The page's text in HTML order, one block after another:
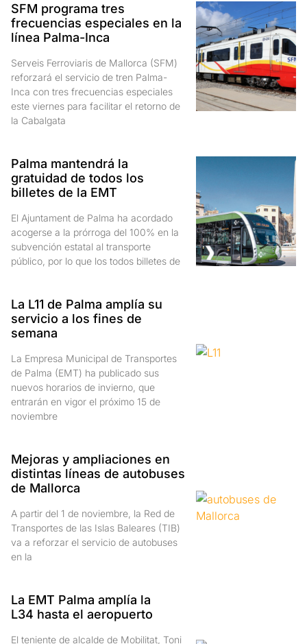
SFM programa tres
frecuencias especiales en la
línea Palma-Inca
Serveis Ferroviaris de Mallorca (SFM)
reforzará el servicio de tren Palma-
Inca con tres frecuencias especiales
este viernes para facilitar el retorno de
la Cabalgata
Palma mantendrá la
gratuidad de todos los
billetes de la EMT
El Ajuntament de Palma ha acordado
acogerse a la prórroga del 100% en la
subvención estatal al transporte
público, por lo que los todos billetes de
La L11 de Palma amplía su
servicio a los fines de
semana
La Empresa Municipal de Transportes
de Palma (EMT) ha publicado sus
nuevos horarios de invierno, que
entrarán en vigor el próximo 15 de
noviembre
Mejoras y ampliaciones en
distintas líneas de autobuses
de Mallorca
A partir del 1 de noviembre, la Red de
Transportes de las Islas Baleares (TIB)
va a reforzar el servicio de autobuses
en la
La EMT Palma amplía la
L34 hasta el aeropuerto
El teniente de alcalde de Mobilitat, Toni